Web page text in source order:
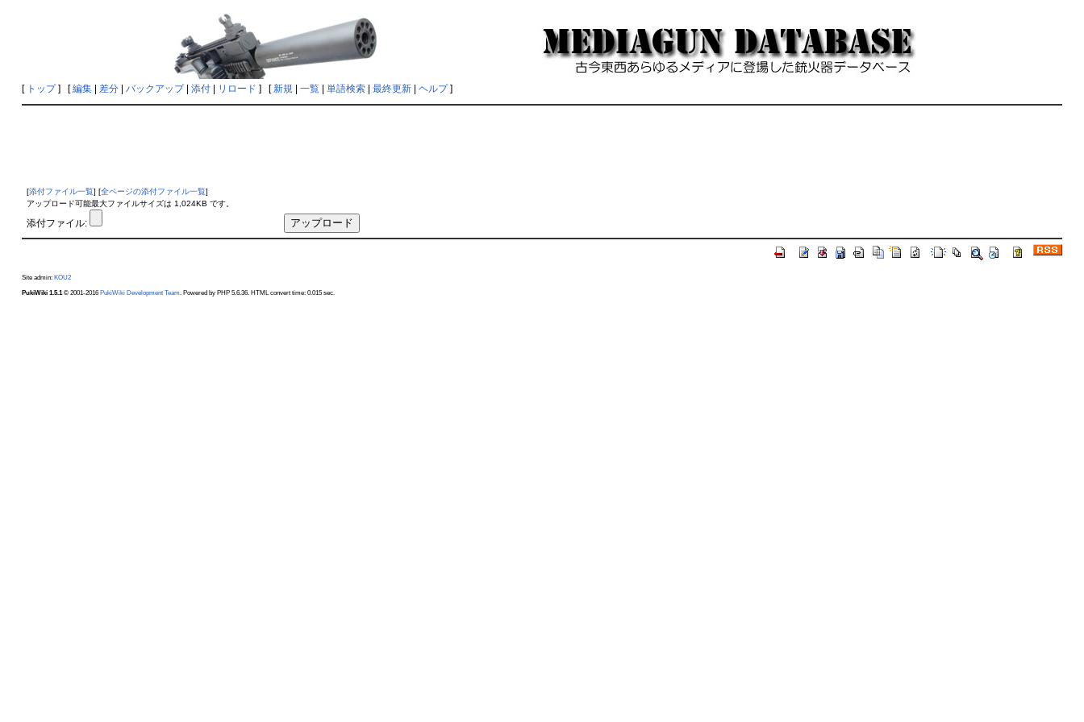
[ トップ] [編集| 差分| バックアップ| 添付| リロード ] [新規| 一覧| 単語検索| 最終更新| ヘルプ]
[添付ファイル一覧] [全ページの添付ファイル一覧]
アップロード可能最大ファイルサイズは 1,024KB です。
添付ファイル:
Site admin: KOU2
PukiWiki 1.5.1© 2001-2016 PukiWiki Development Team. Powered by PHP 5.6.36. HTML convert time: 0.015 sec.